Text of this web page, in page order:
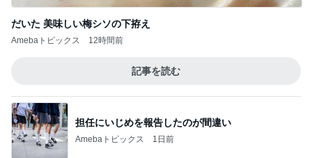
だいた 美味しい梅シソの下拵え
Amebaトピックス 12時間前
記事を読む
担任にいじめを報告したのが間違い
Amebaトピックス 1日前